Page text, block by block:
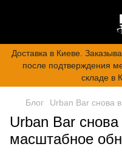
Доставка в Киеве.
после подтверждения
складе в
Блог Urban Bar снова
Urban Bar
масштабное